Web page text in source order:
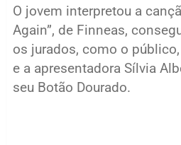
O jovem interpretou a
Again”, de Finneas,
os jurados, como o
e a apresentadora Sílvia
seu Botão Dourado.